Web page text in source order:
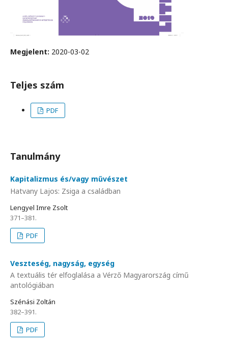
Megjelent: 2020-03-02
Teljes szám
PDF
Tanulmány
Kapitalizmus és/vagy művészet
Hatvany Lajos: Zsiga a családban
Lengyel Imre Zsolt
371–381.
PDF
Veszteség, nagyság, egység
A textuális tér elfoglalása a Vérző Magyarország című
antológiában
Szénási Zoltán
382–391.
PDF